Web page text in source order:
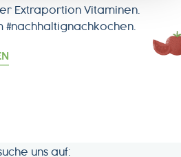
Extraportion Vitaminen.
#nachhaltignachkochen.
uns auf: